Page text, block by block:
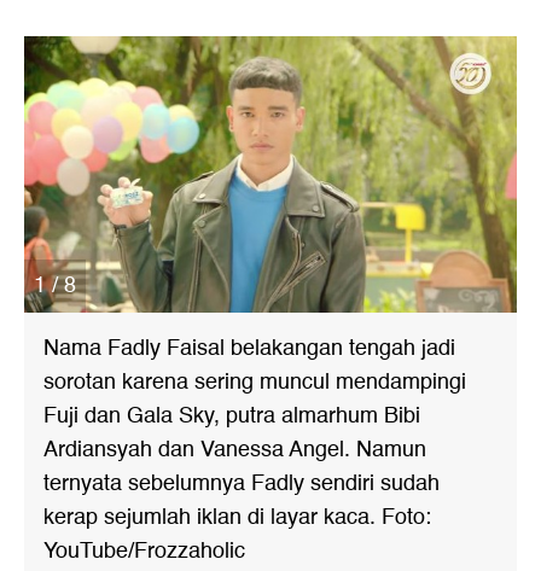
1 / 8
Nama Fadly Faisal belakangan tengah jadi
sorotan karena sering muncul mendampingi
Fuji dan Gala Sky, putra almarhum Bibi
Ardiansyah dan Vanessa Angel. Namun
ternyata sebelumnya Fadly sendiri sudah
kerap sejumlah iklan di layar kaca. Foto:
YouTube/Frozzaholic